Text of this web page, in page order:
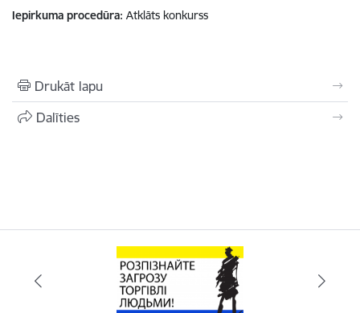
Iepirkuma procedūra Atklāts konkurss
Drukāt lapu
Dalīties